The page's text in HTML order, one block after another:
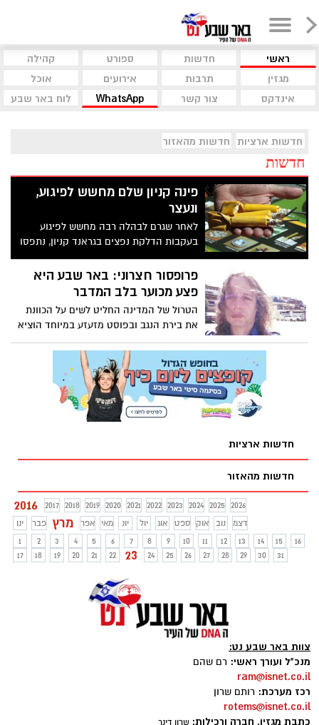
ראשי חדשות ספורט
קהילה
מגזין
תרבות אירועים
אוכל
אינדקס
צור קשר WhatsApp לוח באר שבע
חדשות ארציות חדשות מהאזור
חדשות
פינה קניון שלם מחשש לפיגוע,
ונעצר
לאחר שגרם לבהלה רבה מחשש לפיגוע
בעקבות הדלקת נפצים בגראנד קניון, נתפסו
החשוד (19) המעורב במקרה
פרופסור חצרוני: באר שבע היא
פצע מכוער בלב המדבר
הטרול של המדינה החליט לשים על הכוונת
את בירת הנגב ובפוסט מזעזע במיוחד הוציא
את כל זעמו על תושבי באר שבע
חדשות ארציות
חדשות מהאזור
2016 2017 2018 2019 2020 2021 2022 2023 2024 2025
2026
ינו
פבר מרץ אפר מאי יונ יול אוג ספט אוק נוב
דצמ
1
2 3 4 5 6 7 8 9 10 11 12 13 14 15
16
17
18 19 20 21 22 23 24 25 26 27 28 29 30 31
צוות באר שבע נט:
מנכ"ל ועורך ראשי: רם שהם
ram@isnet.co.il
רכז מערכת: רותם שרון
rotems@isnet.co.il
כתבת מגזין, חברה ורכילות: שרון דינר